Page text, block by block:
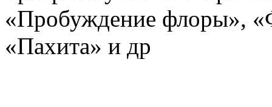
«Пробуждение флоры»,
«Пахита» и др